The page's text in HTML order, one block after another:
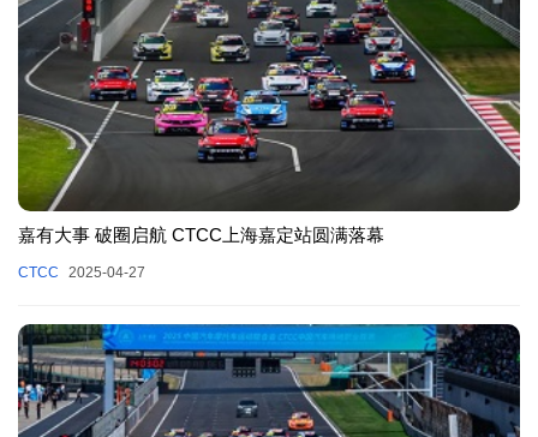
嘉有大事 破圈启航 CTCC上海嘉定站圆满落幕
CTCC 2025-04-27